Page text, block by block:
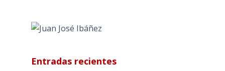
Entradas recientes